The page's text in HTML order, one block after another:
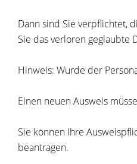
Dann sind Sie verpflichtet,
Sie das verloren geglaubte
Hinweis: Wurde der
Einen neuen Ausweis
Sie können Ihre
beantragen.